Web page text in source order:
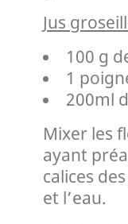
Jus
100 g
1
200ml
Mixer les
ayant
calices
et l’eau.